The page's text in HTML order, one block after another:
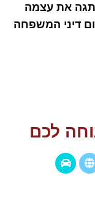
את עצמה
דיני המשפחה
לכם